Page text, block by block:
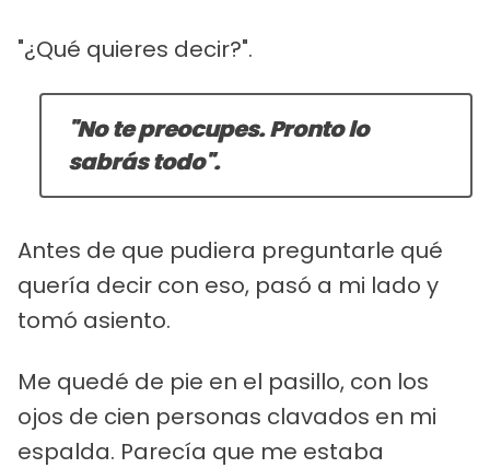
"¿Qué quieres decir?".
"No te preocupes. Pronto lo
sabrás todo".
Antes de que pudiera preguntarle qué
quería decir con eso, pasó a mi lado y
tomó asiento.
Me quedé de pie en el pasillo, con los
ojos de cien personas clavados en mi
espalda. Parecía que me estaba